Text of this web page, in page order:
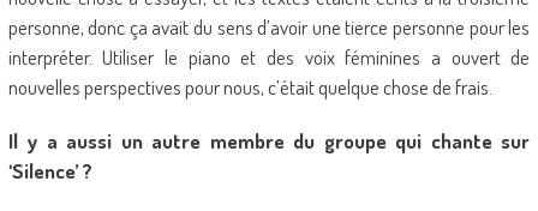
personne, donc ça avait du sens d’avoir une tierce personne pour les
interpréter. Utiliser le piano et des voix féminines a ouvert de
nouvelles perspectives pour nous, c’était quelque chose de frais.
Il y a aussi un autre membre du groupe qui chante sur
‘Silence’ ?